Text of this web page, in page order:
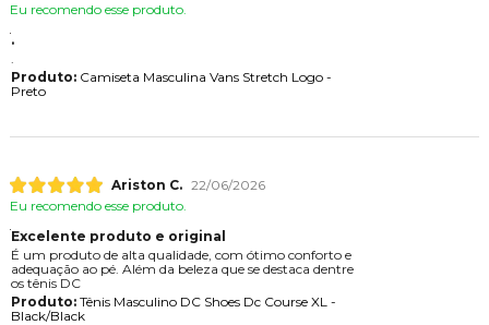
Eu recomendo esse produto.
.
.
Produto:Camiseta Masculina Vans Stretch Logo -
Preto
Ariston C. 22/06/2026
Eu recomendo esse produto.
Excelente produto e original
É um produto de alta qualidade, com ótimo conforto e
adequação ao pé. Além da beleza que se destaca dentre
os tênis DC
Produto:Tênis Masculino DC Shoes Dc Course XL -
Black/Black